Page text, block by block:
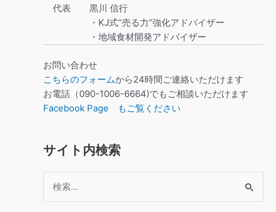
代表
黒川 信行
・KJ式“売る力”強化アドバイザー
・地域食材開発アドバイザー
お問い合わせ
こちらのフォームから24時間ご連絡いただけます
お電話（090-1006-6664)でもご相談いただけます
Facebook Page もご覧ください
サイト内検索
索